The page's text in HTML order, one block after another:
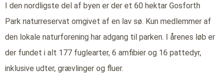
I den nordligste del af byen er der et 60 hektar Gosforth
Park naturreservat omgivet af en lav sø. Kun medlemmer af
den lokale naturforening har adgang til parken. I årenes løb er
der fundet i alt 177 fuglearter, 6 amfibier og 16 pattedyr,
inklusive udter, grævlinger og fluer.